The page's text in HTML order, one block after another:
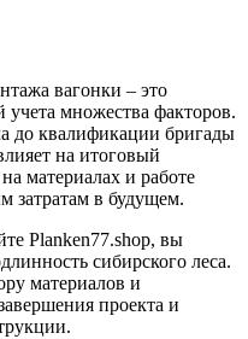
вагонки – это
множества факторов.
до квалификации бригады
на итоговый
материалах и работе
затратам в будущем.
Planken77.shop, вы
сибирского леса.
материалов и
проекта и